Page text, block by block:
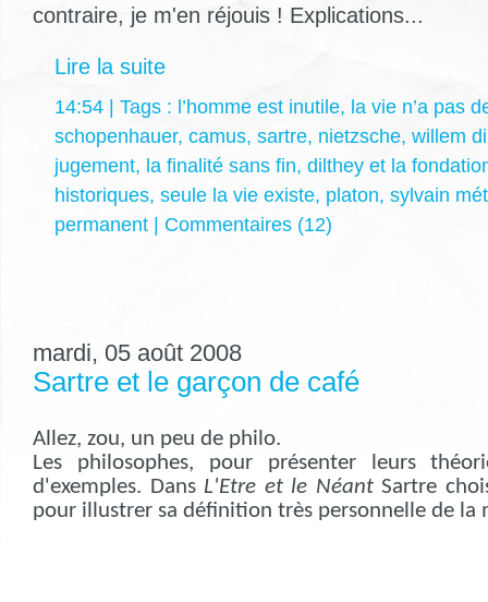
contraire, je m'en réjouis ! Explications...
Lire la suite
14:54 | Tags : l’homme est inutile, la vie n’a pas
schopenhauer, camus, sartre, nietzsche, willem
jugement, la finalité sans fin, dilthey et la
historiques, seule la vie existe, platon, sylvain
permanent
Commentaires (12)
mardi, 05 août 2008
Sartre et le garçon de café
Allez, zou, un peu de philo.
Les philosophes, pour présenter leurs
d'exemples. Dans L'Etre et le NéantSartre
pour illustrer sa définition très personnelle de la